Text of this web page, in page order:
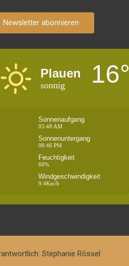
Newsletter abonnieren
Plauen
sonnig 16°
Sonnenaufgang
05:48 AM
Sonnenuntergang
08:46 PM
Feuchtigkeit
60%
Windgeschwindigkeit
9.4Km/h
Stephanie Rössel